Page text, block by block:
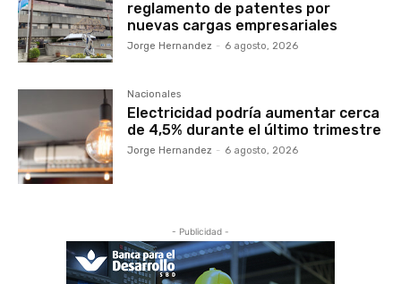
reglamento de patentes por
nuevas cargas empresariales
Jorge Hernandez - 6 agosto, 2026
Nacionales
Electricidad podría aumentar cerca
de 4,5% durante el último trimestre
Jorge Hernandez - 6 agosto, 2026
- Publicidad -